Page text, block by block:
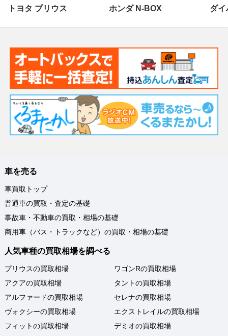
トヨタ プリウス ホンダ N-BOX ダイ
車を売る
車買取トップ
普通車の買取・査定の基礎
事故車・不動車の買取・相場の基礎
商用車（バス・トラックなど）の買取・相場の基礎
人気車種の買取相場を調べる
プリウスの買取相場
アクアの買取相場
アルファードの買取相場
ヴォクシーの買取相場
フィットの買取相場
ワゴンRの買取相場
タントの買取相場
セレナの買取相場
エクストレイルの買取相場
デミオの買取相場